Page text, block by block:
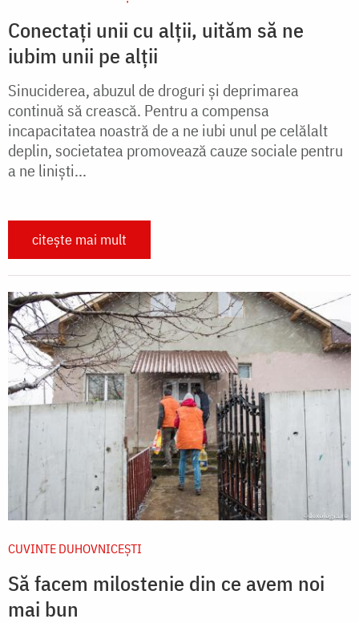
Conectați unii cu alții, uităm să ne
iubim unii pe alții
Sinuciderea, abuzul de droguri şi deprimarea
continuă să crească. Pentru a compensa
incapacitatea noastră de a ne iubi unul pe celălalt
deplin, societatea promovează cauze sociale pentru
a ne linişti...
citește mai mult
CUVINTE DUHOVNICEȘTI
Să facem milostenie din ce avem noi
mai bun